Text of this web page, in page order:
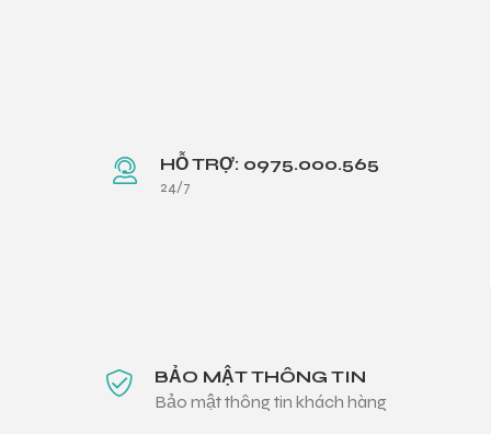
HỖ TRỢ: 0975.000.565
24/7
BẢO MẬT THÔNG TIN
Bảo mật thông tin khách hàng